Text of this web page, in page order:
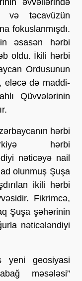
və təcavüzün
fokuslanmışdı.
əsasən hərbi
oldu. İkili hərbi
Ordusunun
eləcə də maddi-
Qüvvələrinin
hərbi
hərbi
nəticəyə nail
olunmuş Şuşa
ikili hərbi
Fikrimcə,
Şuşa şəhərinin
nəticələndiyi
yeni geosiyasi
məsələsi”